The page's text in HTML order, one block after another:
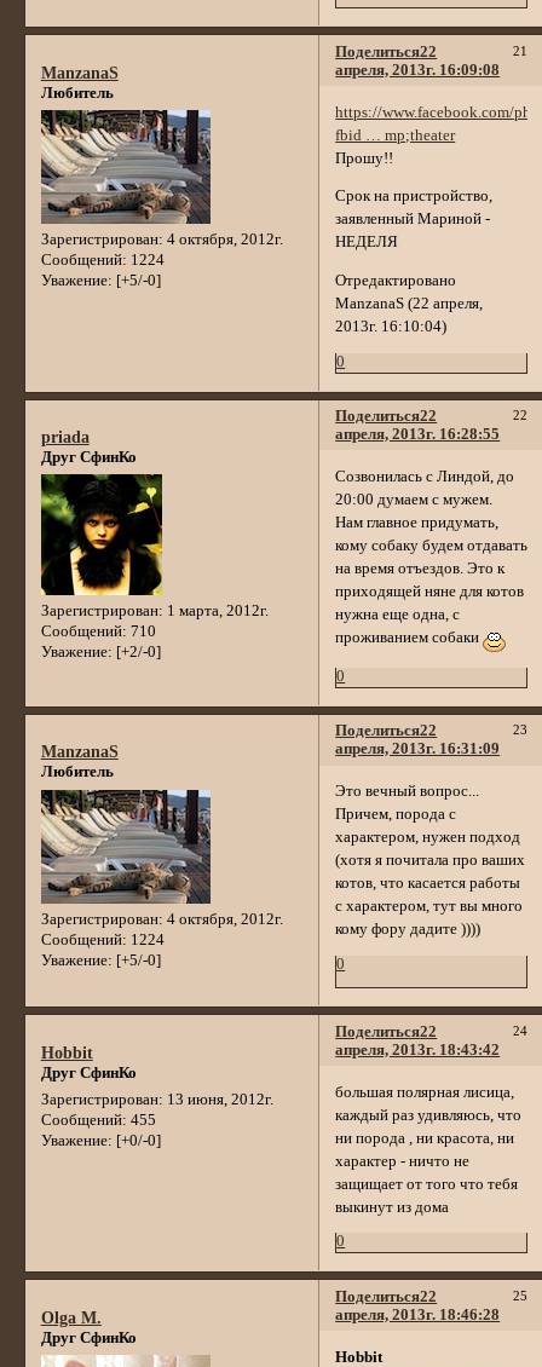
Поделиться 21
22
апреля, 2013г. 16:09:08
ManzanaS
Любитель
Зарегистрирован: 4 октября, 2012г.
Сообщений: 1224
Уважение: [+5/-0]
https://www.facebook.com/
fbid … mp;theater
Прошу!!
Срок на пристройство,
заявленный Мариной -
НЕДЕЛЯ
Отредактировано
ManzanaS (22 апреля,
2013г. 16:10:04)
0
Поделиться 22
22
апреля, 2013г. 16:28:55
priada
Друг СфинКо
Зарегистрирован: 1 марта, 2012г.
Сообщений: 710
Уважение: [+2/-0]
Созвонилась с Линдой, до
20:00 думаем с мужем.
Нам главное придумать,
кому собаку будем отдавать
на время отъездов. Это к
приходящей няне для котов
нужна еще одна, с
проживанием собаки
0
Поделиться 23
22
апреля, 2013г. 16:31:09
ManzanaS
Любитель
Зарегистрирован: 4 октября, 2012г.
Сообщений: 1224
Уважение: [+5/-0]
Это вечный вопрос...
Причем, порода с
характером, нужен подход
(хотя я почитала про ваших
котов, что касается работы
с характером, тут вы много
кому фору дадите ))))
0
Поделиться 24
22
апреля, 2013г. 18:43:42
Hobbit
Друг СфинКо
Зарегистрирован: 13 июня, 2012г.
Сообщений: 455
Уважение: [+0/-0]
большая полярная лисица,
каждый раз удивляюсь, что
ни порода , ни красота, ни
характер - ничто не
защищает от того что тебя
выкинут из дома
0
Поделиться 25
22
апреля, 2013г. 18:46:28
Olga M.
Друг СфинКо
Hobbit